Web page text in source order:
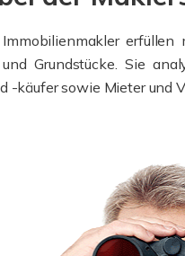
Grundstücke. Sie
-käufer sowie Mieter und